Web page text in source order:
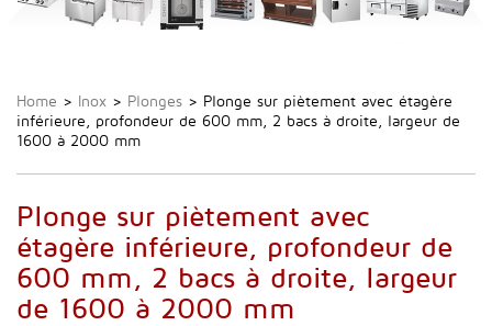
Home > Inox > Plonges > Plonge sur piètement avec étagère
inférieure, profondeur de 600 mm, 2 bacs à droite, largeur de
1600 à 2000 mm
Plonge sur piètement avec
étagère inférieure, profondeur de
600 mm, 2 bacs à droite, largeur
de 1600 à 2000 mm